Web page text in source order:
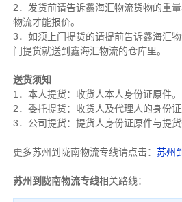
2．发货前请告诉鑫海汇物流货物的重
物流才能报价。
3．如须上门提货的请提前告诉鑫海汇
门提货就送到鑫海汇物流的仓库里。
送货须知
1．本人提货：收货人本人身份证原件。
2．委托提货：收货人及代理人的身份证
3．公司提货：提货人身份证原件与提货
更多苏州到陇南物流专线请点击： 苏州
苏州到陇南物流专线相关路线：